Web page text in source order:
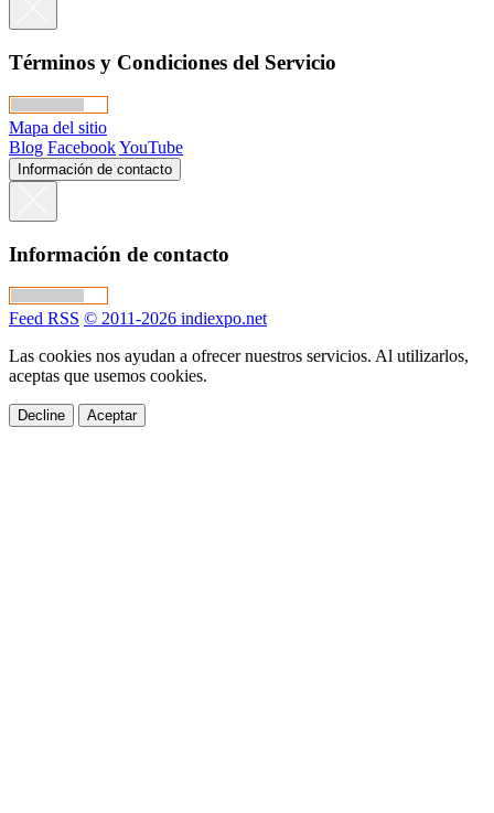
Términos y Condiciones del Servicio
Mapa del sitio
Blog FacebookYouTube
Información de contacto
Información de contacto
Feed RSS © 2011-2026 indiexpo.net
Las cookies nos ayudan a ofrecer nuestros servicios. Al utilizarlos,
aceptas que usemos cookies.
Decline Aceptar